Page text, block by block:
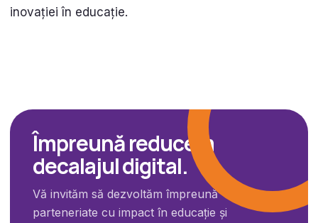
inovației în educație.
Împreună reducem
decalajul digital.
Vă invităm să dezvoltăm împreună
parteneriate cu impact în educație și